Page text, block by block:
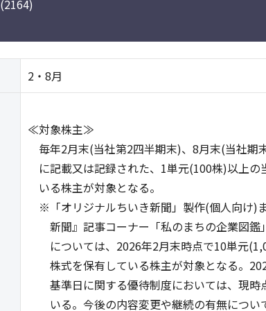
(2164)
2・8月
≪対象株主≫
毎年2月末(当社第2四半期末)、8月末(当社期
に記載又は記録された、1単元(100株)以上の
いる株主が対象となる。
※「オリジナルちいき新聞」製作(個人向け)
新聞』記事コーナー「私のまちの企業図鑑
については、2026年2月末時点で10単元
株式を保有している株主が対象となる。
基準日に関する優待制度においては、現時
いる。今後の内容変更や継続の有無につい